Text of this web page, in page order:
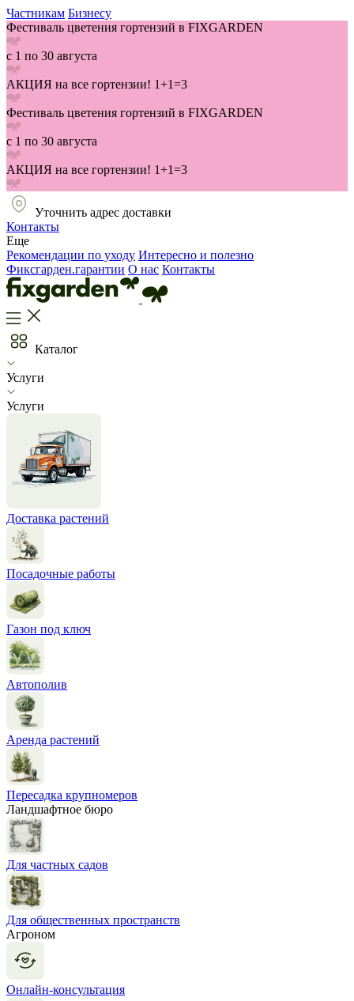
Частникам Бизнесу
Фестиваль цветения гортензий в FIXGARDEN
с 1 по 30 августа
АКЦИЯ на все гортензии! 1+1=3
Фестиваль цветения гортензий в FIXGARDEN
с 1 по 30 августа
АКЦИЯ на все гортензии! 1+1=3
Уточнить адрес доставки
Контакты
Еще
Рекомендации по уходу Интересно и полезно
Фиксгарден.гарантии О нас Контакты
Каталог
Услуги
Услуги
Доставка растений
Посадочные работы
Газон под ключ
Автополив
Аренда растений
Пересадка крупномеров
Ландшафтное бюро
Для частных садов
Для общественных пространств
Агроном
Онлайн-консультация